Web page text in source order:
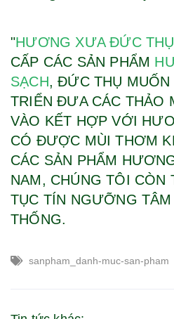
"HƯƠNG XƯA ĐỨC THỤ
CẤP CÁC SẢN PHẨM
SẠCH, ĐỨC THỤ MUỐN
TRIỂN ĐƯA CÁC THẢO
VÀO KẾT HỢP VỚI
CÓ ĐƯỢC MÙI THƠM
CÁC SẢN PHẨM
NAM, CHÚNG TÔI CÒN
TỤC TÍN NGƯỠNG
THỐNG.
sanpham_danh-muc-san-pham